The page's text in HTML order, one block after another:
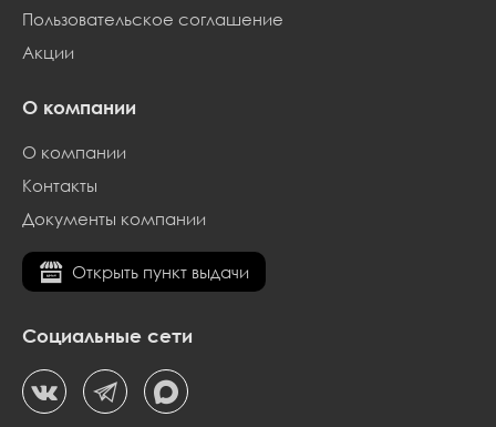
Пользовательское соглашение
Акции
О компании
О компании
Контакты
Документы компании
Открыть пункт выдачи
Социальные сети